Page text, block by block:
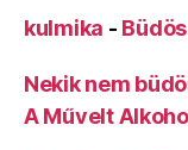
kulmika -
Nekik nem
A Művelt